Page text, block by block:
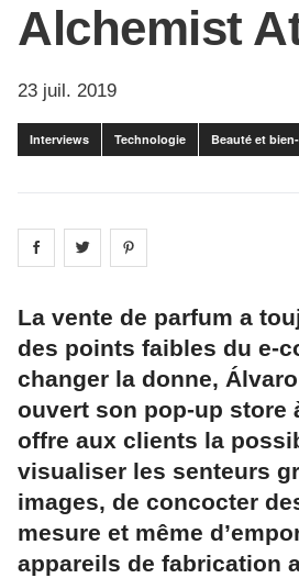
Alchemist
23 juil. 2019
Interviews Technologie Beauté et
Share on facebook
Share on
La vente de parfum a
des points faibles du e-
changer la donne,
ouvert son pop-up store
offre aux clients la
visualiser les senteurs
images, de concocter
mesure et même
appareils de fabrication